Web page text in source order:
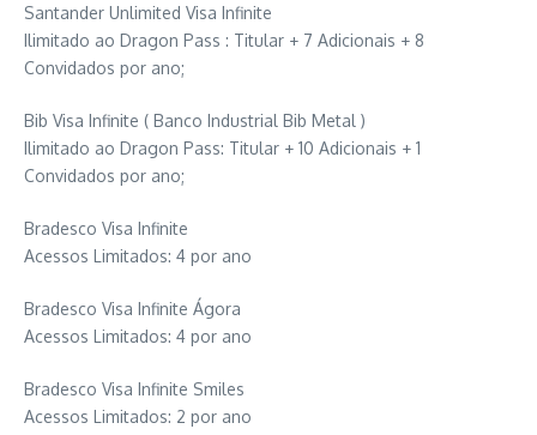
Santander Unlimited Visa Infinite
Ilimitado ao Dragon Pass : Titular + 7 Adicionais + 8
Convidados por ano;
Bib Visa Infinite ( Banco Industrial Bib Metal )
Ilimitado ao Dragon Pass: Titular + 10 Adicionais + 1
Convidados por ano;
Bradesco Visa Infinite
Acessos Limitados: 4 por ano
Bradesco Visa Infinite Ágora
Acessos Limitados: 4 por ano
Bradesco Visa Infinite Smiles
Acessos Limitados: 2 por ano